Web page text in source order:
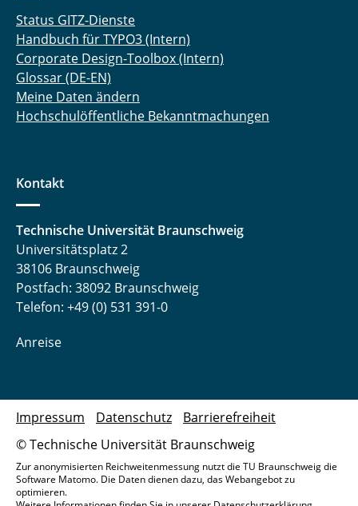
Status GITZ-Dienste
Handbuch für TYPO3 (Intern)
Corporate Design-Toolbox (Intern)
Glossar (DE-EN)
Meine Daten ändern
Hochschulöffentliche Bekanntmachungen
Kontakt
Technische Universität Braunschweig
Universitätsplatz 2
38106 Braunschweig
Postfach: 38092 Braunschweig
Telefon: +49 (0) 531 391-0
Anreise
© Technische Universität Braunschweig
Impressum Datenschutz Barrierefreiheit
Zur anonymisierten Reichweitenmessung nutzt die TU Braunschweig die
Software Matomo. Die Daten dienen dazu, das Webangebot zu
optimieren.